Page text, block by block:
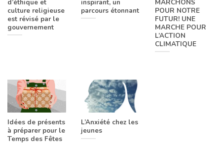
d’éthique et
culture religieuse
est révisé par le
gouvernement
inspirant, un
parcours étonnant
MARCHONS
POUR NOTRE
FUTUR! UNE
MARCHE POUR
L’ACTION
CLIMATIQUE
Idées de présents
à préparer pour le
Temps des Fêtes
L’Anxiété chez les
jeunes